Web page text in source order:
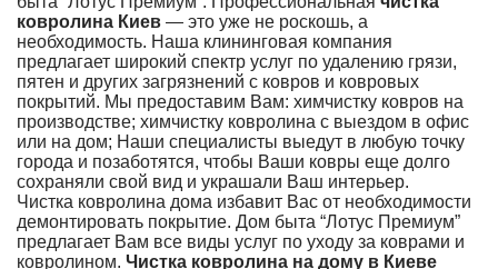
ковролина Киев — это уже не роскошь, а
необходимость. Наша клининговая компания
предлагает широкий спектр услуг по удалению грязи,
пятен и других загрязнений с ковров и ковровых
покрытий. Мы предоставим Вам: химчистку ковров на
производстве; химчистку ковролина с выездом в офис
или на дом; Наши специалисты выедут в любую точку
города и позаботятся, чтобы Ваши ковры еще долго
сохраняли свой вид и украшали Ваш интерьер.
Чистка ковролина дома избавит Вас от необходимости
демонтировать покрытие. Дом быта “Лотус Премиум”
предлагает Вам все виды услуг по уходу за коврами и
ковролином. Чистка ковролина на дому в Киеве